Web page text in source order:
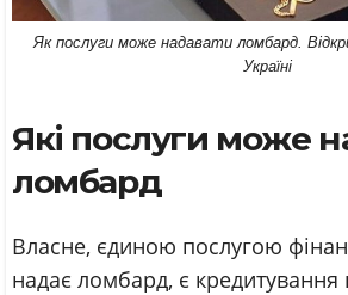
Як послуги може надавати ломбард.
Україні
Які послуги може
ломбард
Власне, єдиною послугою
надає ломбард, є кредитування